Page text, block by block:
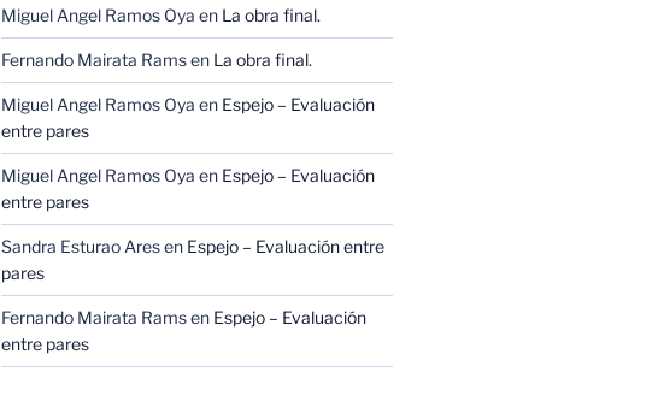
Miguel Angel Ramos Oya en La obra final.
Fernando Mairata Ramsen La obra final.
Miguel Angel Ramos Oya en Espejo – Evaluación
entre pares
Miguel Angel Ramos Oya en Espejo – Evaluación
entre pares
Sandra Esturao Aresen Espejo – Evaluación entre
pares
Fernando Mairata Ramsen Espejo – Evaluación
entre pares